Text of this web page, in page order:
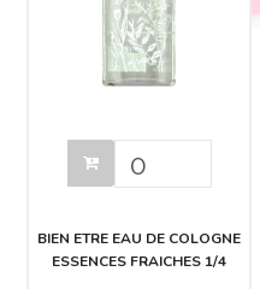
BIEN ETRE EAU DE COLOGNE
ESSENCES FRAICHES 1/4